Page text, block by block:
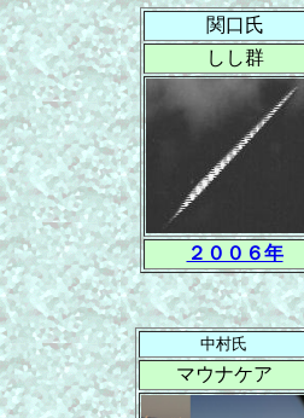
関口氏
しし群
２００６年
中村氏
マウナケア